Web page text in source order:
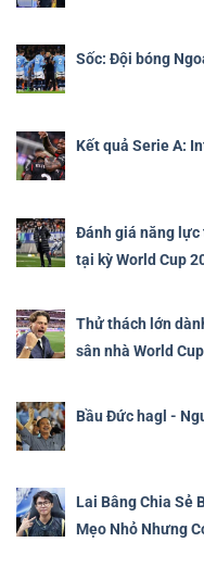
Sốc: Đội bóng
Kết quả Serie A:
Đánh giá năng lực
tại kỳ World Cup
Thử thách lớn
sân nhà World
Bầu Đức hagl -
Lai Bâng Chia Sẻ
Mẹo Nhỏ Nhưng